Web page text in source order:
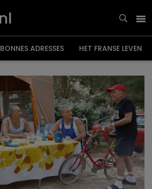
BONNES ADRESSES HET FRANSE LEVEN